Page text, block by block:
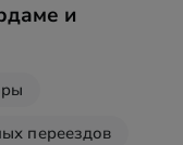
и
переездов